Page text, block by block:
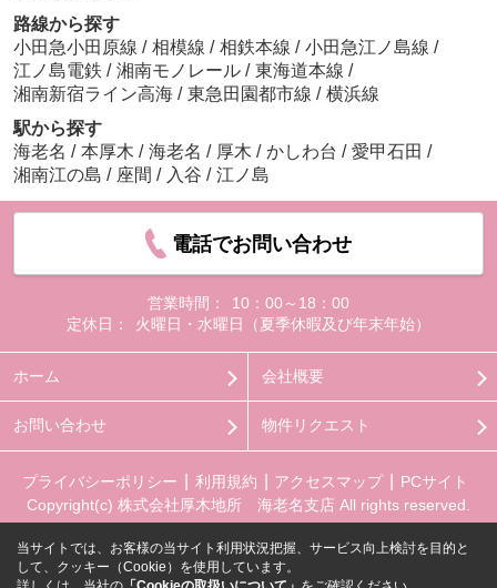
路線から探す
小田急小田原線 / 相模線 / 相鉄本線 / 小田急江ノ島線 /
江ノ島電鉄 / 湘南モノレール / 東海道本線 /
湘南新宿ライン高海 / 東急田園都市線 / 横浜線
駅から探す
海老名 / 本厚木 / 海老名 / 厚木 / かしわ台 / 愛甲石田 /
湘南江の島 / 座間 / 入谷 / 江ノ島
電話でお問い合わせ
営業時間：
10：00～18：00
定休日：
火曜日・水曜日（夏季休暇及び年末年始）
ホーム 会社概要
お問い合わせ 物件リクエスト
プライバシーポリシー 利用規約 アクセスマップ
PCサイト
Copyright(c) 株式会社厚木地所 海老名支店 All rights reserved.
当サイトでは、お客様の当サイト利用状況把握、サービス向上検討を目的と
して、クッキー（Cookie）を使用しています。